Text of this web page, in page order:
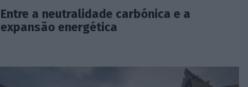
Entre a neutralidade carbónica e a
expansão energética